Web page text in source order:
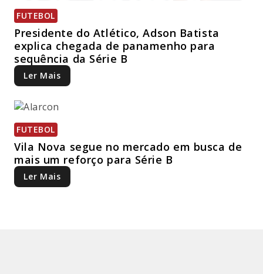
FUTEBOL
Presidente do Atlético, Adson Batista
explica chegada de panamenho para
sequência da Série B
Ler Mais
FUTEBOL
Vila Nova segue no mercado em busca de
mais um reforço para Série B
Ler Mais